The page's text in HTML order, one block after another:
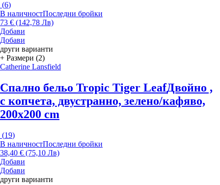
(6)
В наличностПоследни бройки
73 € (142,78 Лв)
Добави
Добави
други варианти
+ Размери (2)
Catherine Lansfield
Спално бельо Tropic Tiger LeafДвойно ,
с копчета, двустранно, зелено/кафяво,
200x200 cm
(19)
В наличностПоследни бройки
38,40 € (75,10 Лв)
Добави
Добави
други варианти